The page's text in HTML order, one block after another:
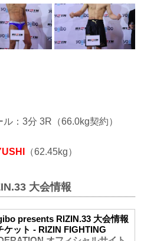
：3分 3R（66.0kg契約）
（62.45kg）
大会情報
presents RIZIN.33 大会情報
ケット - RIZIN FIGHTING